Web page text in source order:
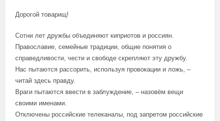
Дорогой товарищ!
Сотни лет дружбы объединяют киприотов и россиян.
Православие, семейные традиции, общие понятия о
справедливости, чести и свободе скрепляют эту дружбу.
Нас пытаются рассорить, используя провокации и ложь, –
читай здесь правду.
Враги пытаются ввести в заблуждение, – назовём вещи
своими именами.
Отключены российские телеканалы, под запретом российские